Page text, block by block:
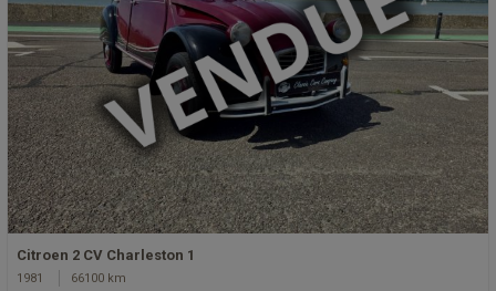
Citroen 2 CV Charleston 1
1981 66100 km